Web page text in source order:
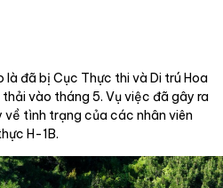
là đã bị Cục Thực thi và Di trú Hoa
thải vào tháng 5. Vụ việc đã gây ra
về tình trạng của các nhân viên
H-1B.